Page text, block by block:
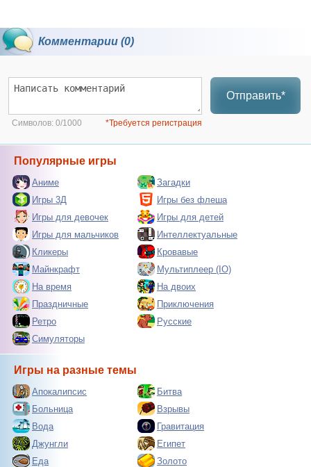
Комментарии (0)
Отправить*
Символов: 0/1000 *Требуется регистрация
Популярные игры
Аниме
Загадки
Игры 3Д
Игры без флеша
Игры для девочек
Игры для детей
Игры для мальчиков
Интеллектуальные
Кликеры
Кровавые
Майнкрафт
Мультиплеер (IO)
На время
На двоих
Праздничные
Приключения
Ретро
Русские
Симуляторы
Игры на разные темы
Апокалипсис
Битва
Больница
Взрывы
Вода
Гравитация
Джунгли
Египет
Еда
Золото